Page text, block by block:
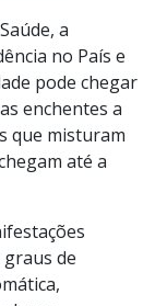
a
no País e
pode chegar
enchentes a
que misturam
até a
de